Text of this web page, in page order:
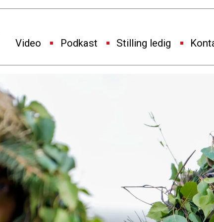
Video Podkast Stilling ledig